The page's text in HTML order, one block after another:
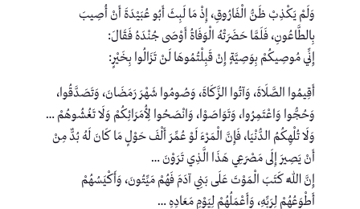
وَلَمْ يَكْذِبْ ظَنُّ الْفَارُوقِ، إِذْ مَا لَبِثَ أَبُو عُبَيْدَةَ أَنْ أُصِيبَ
بِالطَّاعُونِ، فَلَمَّا حَضَرَتْهُ الْوَفَاةُ أَوْصَى جُنْدَهُ فَقَالَ:
إِنِّي مُوصِيكُمْ بِوَصِيَّةٍ إِنْ قَبِلْتُمُوهَا لَنْ تَزَالُوا بِخَيْرٍ:
أَقِيمُوا الصَّلَاةَ، وَآتُوا الزَّكَاةَ، وَصُومُوا شَهْرَ رَمَضَانَ، وَتَصَدَّقُوا،
وَحُجُّوا وَاعْتَمِرُوا، وَتَوَاصَوْا، وَانْصَحُوا لِأُمَرَائِكُمْ وَلَا تَغُشُوهُمْ …
وَلَا تُلْهِكُمُ الدُّنْيَا، فَإِنَّ الْمَرْءَ لَوْ عُمِّرَ أَلْفَ حَوْلٍ مَا كَانَ لَهُ بُدٌّ مِنْ
أَنْ يَصِيرَ إِلَى مَصْرَعِي هَذَا الَّذِي تَرَوْنَ …
إِنَّ اللَّهَ كَتَبَ الْمَوْتَ عَلَى بَنِي آدَمَ فَهُمْ مَيِّتُونَ، وَأَكْيَسُهُمْ
أَطْوَعُهُمْ لِرَبِّهِ، وَأَعْمَلُهُمْ لِيَوْمِ مَعَادِهِ …